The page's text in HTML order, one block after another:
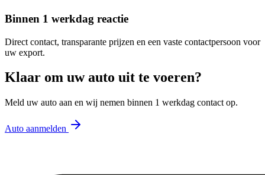
Binnen 1 werkdag reactie
Direct contact, transparante prijzen en een vaste contactpersoon voor
uw export.
Klaar om uw auto uit te voeren?
Meld uw auto aan en wij nemen binnen 1 werkdag contact op.
Auto aanmelden